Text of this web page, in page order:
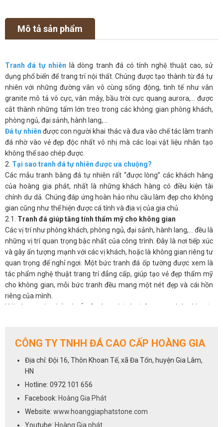
Mô tả sản phẩm
Tranh đá tự nhiên là dòng tranh đá có tính nghệ thuật cao, sử
dụng phổ biến để trang trí nội thất. Chúng được tạo thành từ đá tự
nhiên với những đường vân vô cùng sống động, tinh tế như vân
granite mô tả vô cực, vân mây, bầu trời cực quang aurora,… được
cắt thành những tấm lớn treo trong các không gian phòng khách,
phòng ngủ, đại sảnh, hành lang,…
Đá tự nhiên được con người khai thác và đưa vào chế tác làm tranh
đá nhờ vào vẻ đẹp độc nhất vô nhị mà các loại vật liệu nhân tạo
không thể sao chép được.
2. Tại sao tranh đá tự nhiên được ưa chuộng?
Các mẫu tranh bằng đá tự nhiên rất “được lòng” các khách hàng
của hoàng gia phát, nhất là những khách hàng có điều kiện tài
chính dư dả. Chúng đáp ứng hoàn hảo nhu cầu làm đẹp cho không
gian cũng như thể hiện được cá tính và địa vị của gia chủ.
2.1. Tranh đá giúp tăng tính thẩm mỹ cho không gian
Các vị trí như phòng khách, phòng ngủ, đại sảnh, hành lang,… đều là
những vị trí quan trọng bậc nhất của công trình. Đây là nơi tiếp xúc
và gây ấn tượng mạnh với các vị khách, hoặc là không gian riêng tư
quan trọng để nghỉ ngơi. Một bức tranh đá ốp tường được xem là
tác phẩm nghệ thuật trang trí đẳng cấp, giúp tạo vẻ đẹp thẩm mỹ
cho không gian, mỗi bức tranh đều mang một nét đẹp và cái hồn
riêng của mình.
Với những gia chủ có sẵn “máu nghệ thuật” trong mình, thì một
2.2.Tranh đá giúp điều hòa phong thủy cho phòng khách
nghĩa phong thủy, có thể tác động đến âm dương ngũ hành và làm
thay đổi vận khí trong nhà. Được hình thành hoàn toàn từ tự nhiên,
nên có tác dụng tạo không gian thoáng đãng, mở rộng tầm nhìn,
đem đến nguồn năng lượng tích cực, an nhiên cho các thành viên
Người ta quan niệm, khi chọn tranh đá tự nhiên có màu sắc hợp với
CÔNG TY TNHH ĐÁ CAO CẤP HOÀNG GIA
Địa chỉ: Đội 16, Thôn Khoan Tế, xã Đa Tốn, huyện Gia Lâm,
HN
Hotline: 0972 101 656
Facebook: Hoàng Gia Phát
Website: www.hoanggiaphatstone.com
Youtube: Hoàng Gia phát